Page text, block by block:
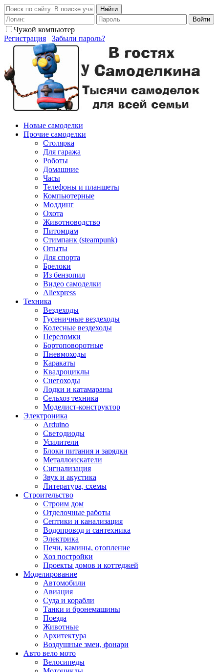
Найти
Войти
Чужой компьютер
Регистрация
Забыли пароль?
Новые самоделки
Прочие самоделки
Столярка
Для гаража
Роботы
Домашние
Часы
Телефоны и планшеты
Компьютерные
Моддинг
Охота
Животноводство
Питомцам
Стимпанк (steampunk)
Опыты
Для спорта
Брелоки
Из бензопил
Видео самоделки
Aliexpress
Техника
Вездеходы
Гусеничные вездеходы
Колесные вездеходы
Переломки
Бортоповоротные
Пневмоходы
Каракаты
Квадроциклы
Снегоходы
Лодки и катамараны
Сельхоз техника
Моделист-конструктор
Электроника
Arduino
Светодиоды
Усилители
Блоки питания и зарядки
Металлоискатели
Сигнализация
Звук и акустика
Литература, схемы
Строительство
Строим дом
Отделочные работы
Септики и канализация
Водопровод и сантехника
Электрика
Печи, камины, отопление
Хоз постройки
Проекты домов и коттеджей
Моделирование
Автомобили
Авиация
Суда и корабли
Танки и бронемашины
Поезда
Животные
Архитектура
Воздушные змеи, фонари
Авто вело мото
Велосипеды